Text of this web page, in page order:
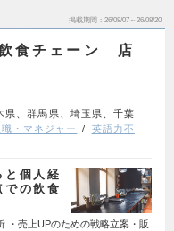
掲載期間 26/08/07～26/08/20
食チェーン 店
県、群馬県、埼玉県、千葉
・マネジャー
英語力不
と個人経
での飲食
・売上UPのための戦略立案・販